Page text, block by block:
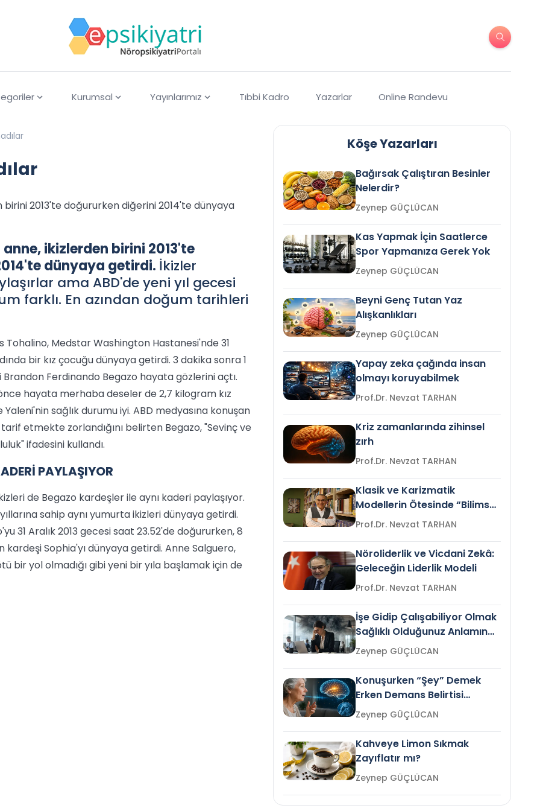
Kurumsal Yayınlarımız Tıbbi Kadro Yazarlar Online Randevu
2013'te doğururken diğerini 2014'te dünyaya
ikizlerden birini 2013'te
dünyaya getirdi. İkizler
ama ABD'de yeni yıl gecesi
farklı. En azından doğum tarihleri
Medstar Washington Hastanesi'nde 31
bir kız çocuğu dünyaya getirdi. 3 dakika sonra 1
Ferdinando Begazo hayata gözlerini açtı.
hayata merhaba deseler de 2,7 kilogram kız
sağlık durumu iyi. ABD medyasına konuşan
etmekte zorlandığını belirten Begazo, "Sevinç ve
ifadesini kullandı.
PAYLAŞIYOR
de Begazo kardeşler ile aynı kaderi paylaşıyor.
sahip aynı yumurta ikizleri dünyaya getirdi.
31 Aralık 2013 gecesi saat 23.52'de doğururken, 8
kardeşi Sophia'yı dünyaya getirdi. Anne Salguero,
bir yol olmadığı gibi yeni bir yıla başlamak için de
Köşe Yazarları
Bağırsak Çalıştıran Besinler
Nelerdir?
Zeynep GÜÇLÜCAN
Kas Yapmak İçin Saatlerce
Spor Yapmanıza Gerek Yok
Zeynep GÜÇLÜCAN
Beyni Genç Tutan Yaz
Alışkanlıkları
Zeynep GÜÇLÜCAN
Yapay zeka çağında insan
olmayı koruyabilmek
Prof.Dr. Nevzat TARHAN
Kriz zamanlarında zihinsel
zırh
Prof.Dr. Nevzat TARHAN
Klasik ve Karizmatik
Modellerin Ötesinde “Bilimsel
Liderlik”
Prof.Dr. Nevzat TARHAN
Nöroliderlik ve Vicdani Zekâ:
Geleceğin Liderlik Modeli
Prof.Dr. Nevzat TARHAN
İşe Gidip Çalışabiliyor Olmak
Sağlıklı Olduğunuz Anlamına
Gelir mi?Zeynep GÜÇLÜCAN
Konuşurken “Şey” Demek
Erken Demans Belirtisi
Olabilir mi?Zeynep GÜÇLÜCAN
Kahveye Limon Sıkmak
Zayıflatır mı?
Zeynep GÜÇLÜCAN